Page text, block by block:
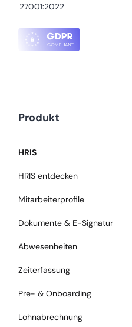
27001:2022
Produkt
HRIS
HRIS entdecken
Mitarbeiterprofile
Dokumente & E-Signatur
Abwesenheiten
Zeiterfassung
Pre- & Onboarding
Lohnabrechnung